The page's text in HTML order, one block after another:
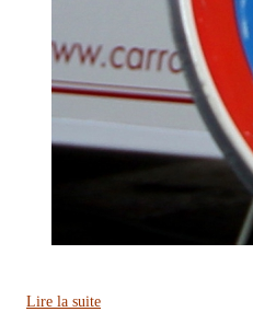
Lire la suite